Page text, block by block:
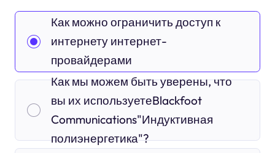
Как можно ограничить доступ к
интернету интернет-
провайдерами
Как мы можем быть уверены, что
вы их используетеBlackfoot
Communications"Индуктивная
полиэнергетика"?